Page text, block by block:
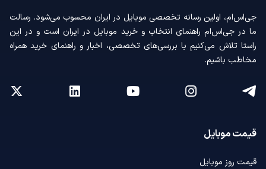
جی‌اس‌ام، اولین رسانه‌ تخصصی موبایل در ایران محسوب می‌شود. رسالت
ما در جی‌اس‌ام راهنمای انتخاب و خرید موبایل در ایران است و در این
راستا تلاش می‌کنیم با بررسی‌های تخصصی، اخبار و راهنمای خرید همراه
مخاطب باشیم.
قیمت موبایل
قیمت روز موبایل